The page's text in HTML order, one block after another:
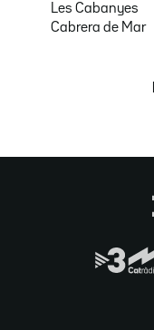
Les Cabanyes
Cabrera de Mar